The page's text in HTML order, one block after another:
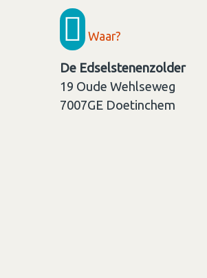
Waar?
De Edselstenenzolder
19 Oude Wehlseweg
7007GE Doetinchem